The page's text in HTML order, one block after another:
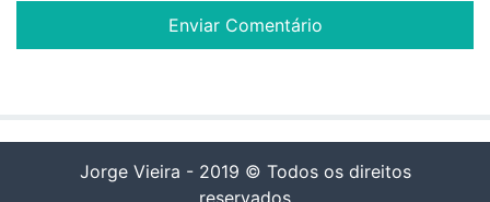
Jorge Vieira - 2019 © Todos os direitos